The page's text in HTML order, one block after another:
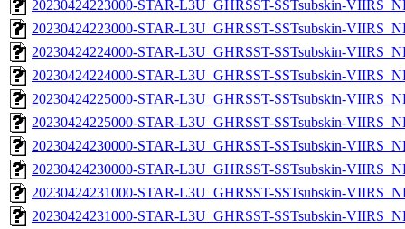
20230424223000-STAR-L3U_GHRSST-SSTsubskin-
20230424223000-STAR-L3U_GHRSST-SSTsubskin-
20230424224000-STAR-L3U_GHRSST-SSTsubskin-
20230424224000-STAR-L3U_GHRSST-SSTsubskin-
20230424225000-STAR-L3U_GHRSST-SSTsubskin-
20230424225000-STAR-L3U_GHRSST-SSTsubskin-
20230424230000-STAR-L3U_GHRSST-SSTsubskin-
20230424230000-STAR-L3U_GHRSST-SSTsubskin-
20230424231000-STAR-L3U_GHRSST-SSTsubskin-
20230424231000-STAR-L3U_GHRSST-SSTsubskin-